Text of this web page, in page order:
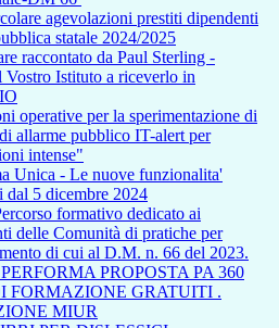
agevolazioni prestiti dipendenti
statale 2024/2025
raccontato da Paul Sterling -
Vostro Istituto a riceverlo in
operative per la sperimentazione di
allarme pubblico IT-alert per
intense"
Unica - Le nuove funzionalita'
dal 5 dicembre 2024
formativo dedicato ai
delle Comunità di pratiche per
di cui al D.M. n. 66 del 2023.
PROPOSTA PA 360
FORMAZIONE GRATUITI .
MIUR